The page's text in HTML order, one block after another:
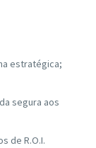
estratégica;
segura aos
de R.O.I.